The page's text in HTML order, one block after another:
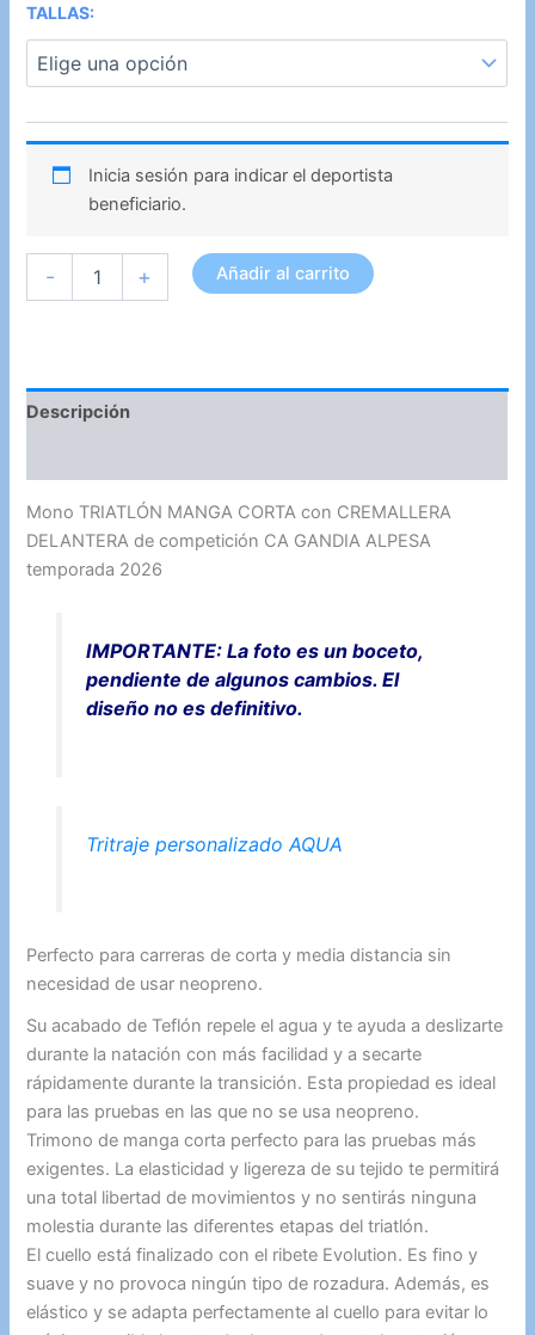
TALLAS:
Inicia sesión para indicar el deportista
beneficiario.
-
-
HOMBRE
cantidad
+ Añadir al carrito
Descripción
Mono TRIATLÓN MANGA CORTA con CREMALLERA
DELANTERA de competición CA GANDIA ALPESA
temporada 2026
IMPORTANTE: La foto es un boceto,
pendiente de algunos cambios. El
diseño no es definitivo.
Tritraje personalizado AQUA
Perfecto para carreras de corta y media distancia sin
necesidad de usar neopreno.
Su acabado de Teflón repele el agua y te ayuda a deslizarte
durante la natación con más facilidad y a secarte
rápidamente durante la transición. Esta propiedad es ideal
para las pruebas en las que no se usa neopreno.
Trimono de manga corta perfecto para las pruebas más
exigentes. La elasticidady ligereza de su tejido te permitirá
una total libertad de movimientos y no sentirás ninguna
molestia durante las diferentes etapas del triatlón.
El cuello está finalizado con el ribete Evolution. Es fino y
suave y no provoca ningún tipo de rozadura. Además, es
elástico y se adapta perfectamente al cuello para evitar lo